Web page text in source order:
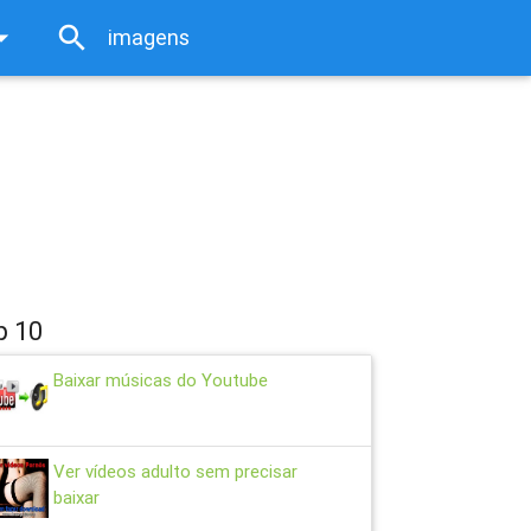
search
10
Baixar músicas do Youtube
Ver vídeos adulto sem precisar
baixar